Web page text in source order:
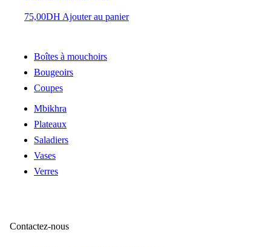
75,00DH Ajouter au panier
Boîtes à mouchoirs
Bougeoirs
Coupes
Mbikhra
Plateaux
Saladiers
Vases
Verres
Contactez-nous